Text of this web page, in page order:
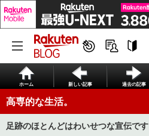
ホーム 新しい記事 過去の記事
高専的な生活。
足跡のほとんどはわいせつな宣伝です